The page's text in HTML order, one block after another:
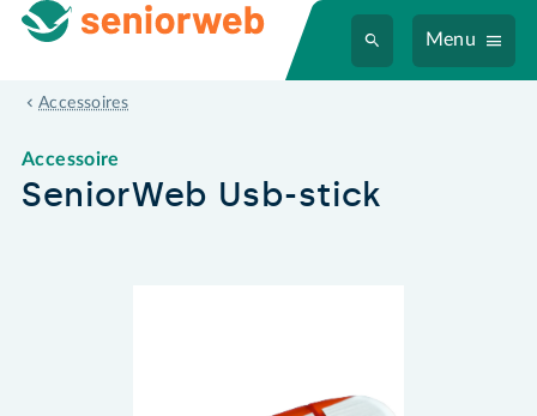
Menu
Accessoires
SeniorWeb Usb-stick
Accessoire
SeniorWeb Usb-stick